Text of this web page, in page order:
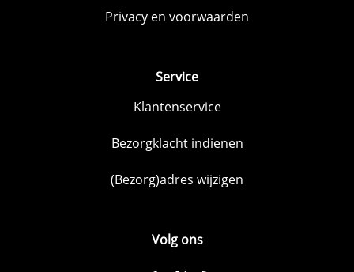
Privacy en voorwaarden
Service
Klantenservice
Bezorgklacht indienen
(Bezorg)adres wijzigen
Volg ons